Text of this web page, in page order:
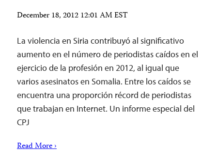
December 18, 2012 12:01 AM EST
La violencia en Siria contribuyó al significativo
aumento en el número de periodistas caídos en el
ejercicio de la profesión en 2012, al igual que
varios asesinatos en Somalia. Entre los caídos se
encuentra una proporción récord de periodistas
que trabajan en Internet. Un informe especial del
CPJ
Read More ›